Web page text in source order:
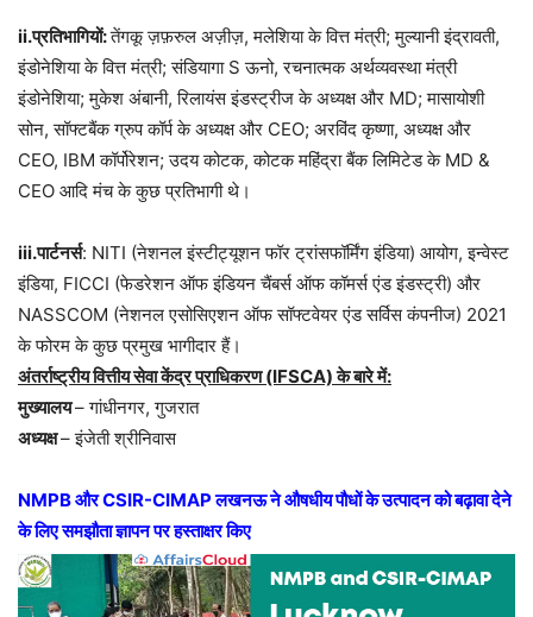
ii.प्रतिभागियों:तेंगकू ज़फ़रुल अज़ीज़, मलेशिया के वित्त मंत्री; मुल्यानी इंद्रावती,
इंडोनेशिया के वित्त मंत्री; संडियागा S ऊनो, रचनात्मक अर्थव्यवस्था मंत्री
इंडोनेशिया; मुकेश अंबानी, रिलायंस इंडस्ट्रीज के अध्यक्ष और MD; मासायोशी
सोन, सॉफ्टबैंक ग्रुप कॉर्प के अध्यक्ष और CEO; अरविंद कृष्णा, अध्यक्ष और
CEO, IBM कॉर्पोरेशन; उदय कोटक, कोटक महिंद्रा बैंक लिमिटेड के MD &
CEO आदि मंच के कुछ प्रतिभागी थे।
iii.पार्टनर्स: NITI (नेशनल इंस्टीट्यूशन फॉर ट्रांसफॉर्मिंग इंडिया) आयोग, इन्वेस्ट
इंडिया, FICCI (फेडरेशन ऑफ इंडियन चैंबर्स ऑफ कॉमर्स एंड इंडस्ट्री) और
NASSCOM (नेशनल एसोसिएशन ऑफ सॉफ्टवेयर एंड सर्विस कंपनीज) 2021
के फोरम के कुछ प्रमुख भागीदार हैं।
अंतर्राष्ट्रीय वित्तीय सेवा केंद्र प्राधिकरण (IFSCA) के बारे में:
मुख्यालय– गांधीनगर, गुजरात
अध्यक्ष– इंजेती श्रीनिवास
NMPB और CSIR-CIMAP लखनऊ ने औषधीय पौधों के उत्पादन को बढ़ावा देने
के लिए समझौता ज्ञापन पर हस्ताक्षर किए